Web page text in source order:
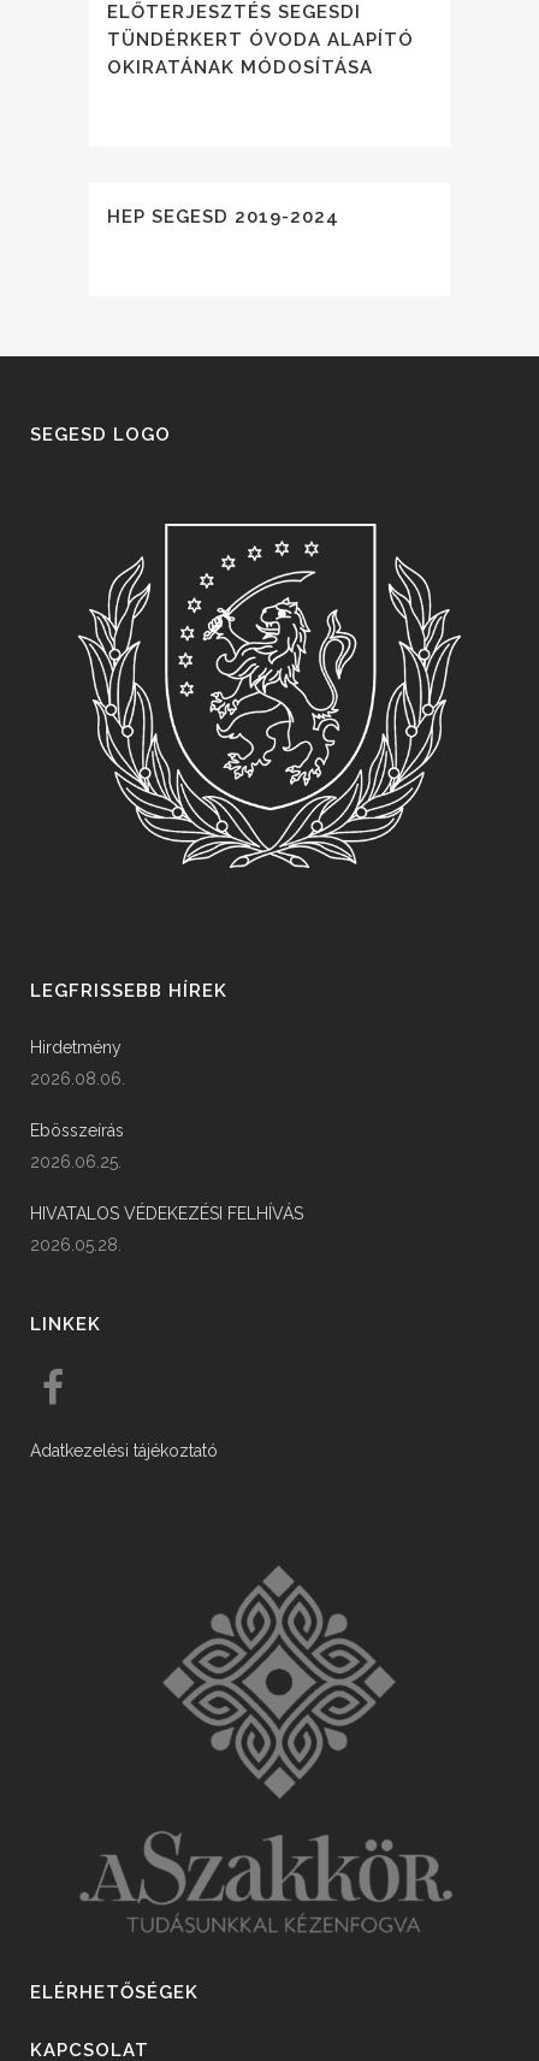
ELŐTERJESZTÉS SEGESDI
TÜNDÉRKERT ÓVODA ALAPÍTÓ
OKIRATÁNAK MÓDOSÍTÁSA
HEP SEGESD 2019-2024
SEGESD LOGO
LEGFRISSEBB HÍREK
Hirdetmény
2026.08.06.
Ebösszeírás
2026.06.25.
HIVATALOS VÉDEKEZÉSI FELHÍVÁS
2026.05.28.
LINKEK
Adatkezelési tájékoztató
ELÉRHETŐSÉGEK
KAPCSOLAT